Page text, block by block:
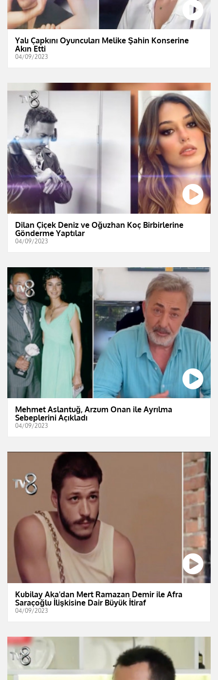
Yalı Çapkını Oyuncuları Melike Şahin Konserine
Akın Etti
04/09/2023
Dilan Çiçek Deniz ve Oğuzhan Koç Birbirlerine
Gönderme Yaptılar
04/09/2023
Mehmet Aslantuğ, Arzum Onan ile Ayrılma
Sebeplerini Açıkladı
04/09/2023
Kubilay Aka'dan Mert Ramazan Demir ile Afra
Saraçoğlu İlişkisine Dair Büyük İtiraf
04/09/2023